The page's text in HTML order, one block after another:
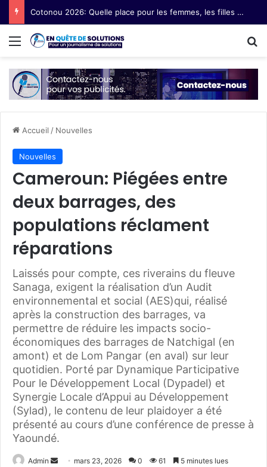
Cotonou 2026: Quelle place pour les femmes, les filles et les communautés marginalisées au Forum social mondial ?
Menu
Accueil / Nouvelles
Nouvelles
Cameroun: Piégées entre
deux barrages, des
populations réclament
réparations
Laissés pour compte, ces riverains du fleuve
Sanaga, exigent la réalisation d’un Audit
environnemental et social (AES)qui, réalisé
après la construction des barrages, va
permettre de réduire les impacts socio-
économiques des barrages de Natchigal (en
amont) et de Lom Pangar (en aval) sur leur
quotidien. Porté par Dynamique Participative
Pour le Développement Local (Dypadel) et
Synergie Locale d’Appui au Développement
(Sylad), le contenu de leur plaidoyer a été
présenté au cours d’une conférence de presse à
Yaoundé.
Admin mars 23, 2026 0 61 5 minutes lues